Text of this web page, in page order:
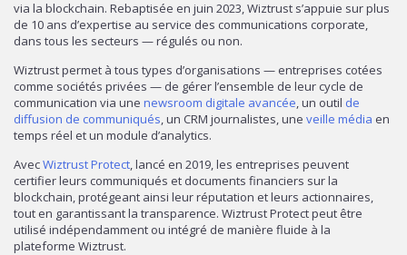
via la blockchain. Rebaptisée en juin 2023, Wiztrust s’appuie sur plus
de 10 ans d’expertise au service des communications corporate,
dans tous les secteurs — régulés ou non.
Wiztrust permet à tous types d’organisations — entreprises cotées
comme sociétés privées — de gérer l’ensemble de leur cycle de
communication via une newsroom digitale avancée, un outil de
diffusion de communiqués, un CRM journalistes, une veille média en
temps réel et un module d’analytics.
AvecWiztrust Protect, lancé en 2019, les entreprises peuvent
certifier leurs communiqués et documents financiers sur la
blockchain, protégeant ainsi leur réputation et leurs actionnaires,
tout en garantissant la transparence. Wiztrust Protect peut être
utilisé indépendamment ou intégré de manière fluide à la
plateforme Wiztrust.